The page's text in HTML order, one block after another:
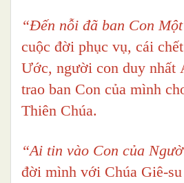
“Đến nỗi đã ban Con
cuộc đời phục vụ, cái
Ước, người con duy nhất
trao ban Con của mình
Thiên Chúa.
“Ai tin vào Con của
đời mình với Chúa Giê-